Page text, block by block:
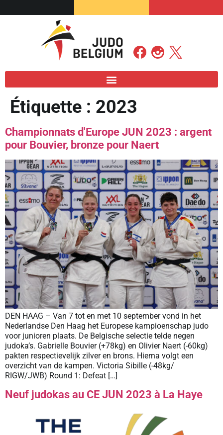
Étiquette : 2023
Championnats d'Europe JUN 2023 : argent
pour Bouvier, bronze pour Naert
DEN HAAG – Van 7 tot en met 10 september vond in het
Nederlandse Den Haag het Europese kampioenschap judo
voor junioren plaats. De Belgische selectie telde negen
judoka’s. Gabrielle Bouvier (+78kg) en Olivier Naert (-60kg)
pakten respectievelijk zilver en brons. Hierna volgt een
overzicht van de kampen. Victoria Sibille (-48kg/
RIGW/JWB) Round 1: Defeat […]
Neuf judokas au CE JUN 2023 à La Haye